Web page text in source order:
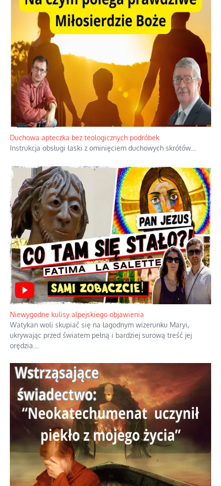
Duchowa apteczka bez teologicznych podróbek
Instrukcja obsługi łaski z ominięciem duchowych skrótów....
Niewygodne kulisy alpejskiego objawienia
Watykan woli skupiać się na łagodnym wizerunku Maryi,
ukrywając przed światem pełną i bardziej surową treść jej
orędzia.